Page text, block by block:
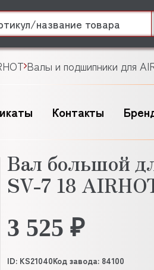
Валы и подшипники для
Контакты
Вал большой
SV-7 18
3 525 ₽
ID: KS21040Код завода: 84100